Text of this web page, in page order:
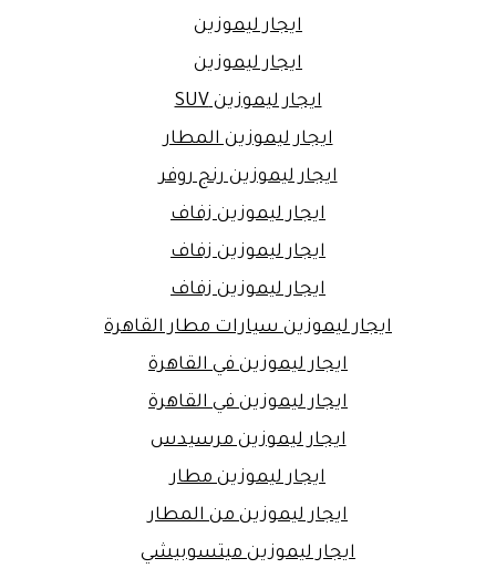
ايجار ليموزين
ايجار ليموزين
ايجار ليموزين SUV
ايجار ليموزين المطار
ايجار ليموزين رنج روفر
ايجار ليموزين زفاف
ايجار ليموزين زفاف
ايجار ليموزين زفاف
ايجار ليموزين سيارات مطار القاهرة
ايجار ليموزين في القاهرة
ايجار ليموزين في القاهرة
ايجار ليموزين مرسيدس
ايجار ليموزين مطار
ايجار ليموزين من المطار
ايجار ليموزين ميتسوبيشي